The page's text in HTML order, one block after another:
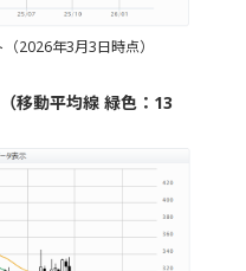
2026年3月3日時点）
移動平均線 緑色：13